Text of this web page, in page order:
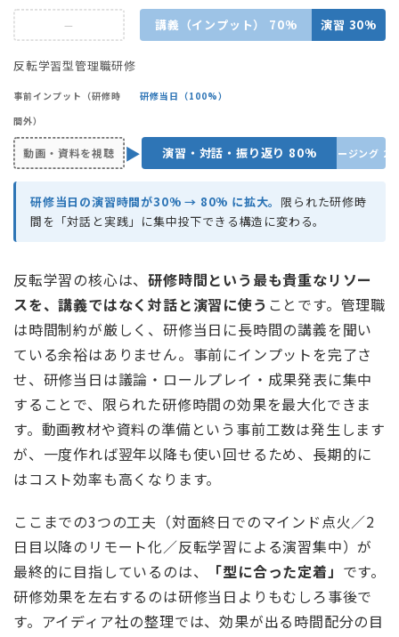
— 講義（インプット） 70% 演習 30%
反転学習型管理職研修
事前インプット（研修時
間外）
研修当日（100%）
動画・資料を視聴 ▶ 演習・対話・振り返り 80% クロージング
研修当日の演習時間が30% → 80% に拡大。 限られた研修時
間を「対話と実践」に集中投下できる構造に変わる。
反転学習の核心は、研修時間という最も貴重なリソー
スを、講義ではなく対話と演習に使う ことです。管理職
は時間制約が厳しく、研修当日に長時間の講義を聞い
ている余裕はありません。事前にインプットを完了さ
せ、研修当日は議論・ロールプレイ・成果発表に集中
することで、限られた研修時間の効果を最大化できま
す。動画教材や資料の準備という事前工数は発生します
が、一度作れば翌年以降も使い回せるため、長期的に
はコスト効率も高くなります。
ここまでの3つの工夫（対面終日でのマインド点火／2
日目以降のリモート化／反転学習による演習集中）が
最終的に目指しているのは、
「型に合った定着」 です。
研修効果を左右するのは研修当日よりもむしろ事後で
す。アイディア社の整理では、効果が出る時間配分の目